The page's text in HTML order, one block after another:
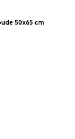
50x65 cm